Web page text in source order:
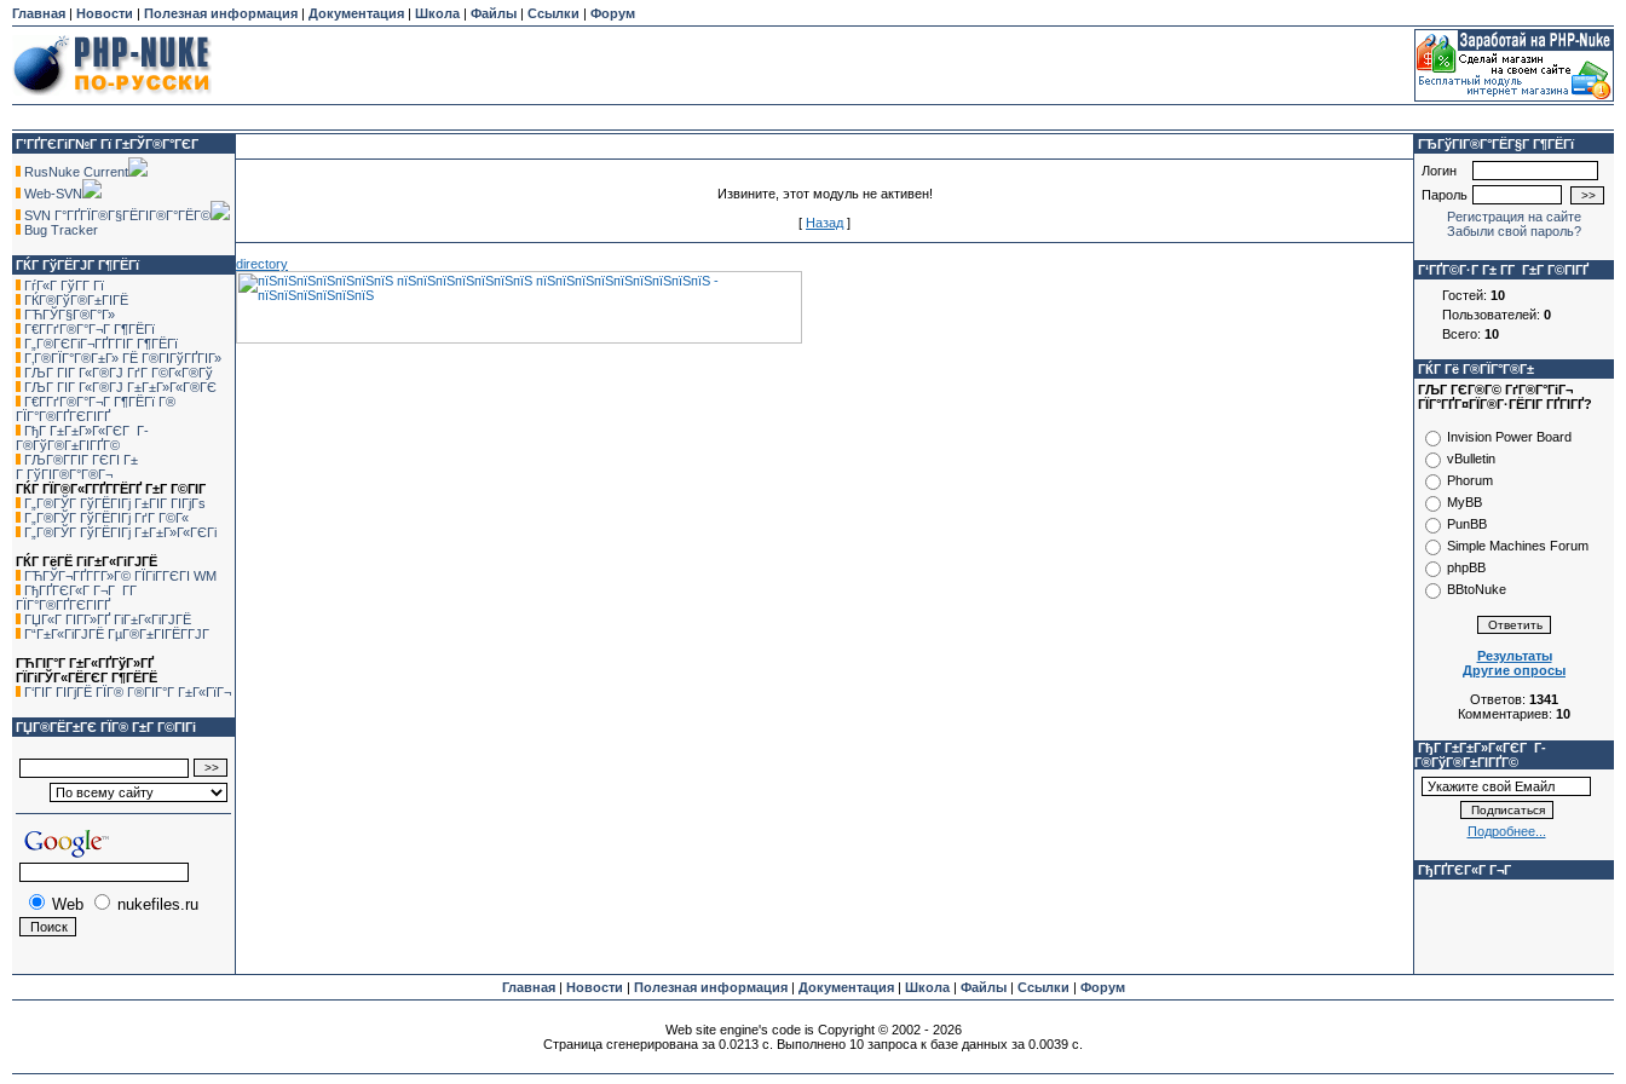
Главная | Новости | Полезная информация | Документация | Школа | Файлы | Ссылки | Форум
Г’ГҐГЄГіГ№Г Гї Г±ГЎГ®Г°ГЄГ
RusNuke Current
Web-SVN
SVN Г°ГҐГЇГ®Г§ГЁГІГ®Г°ГЁГ©
Bug Tracker
ГЌГ ГўГЁГЈГ Г¶ГЁГї
ГѓГ«Г ГўГ­Г Гї
ГЌГ®ГўГ®Г±ГІГЁ
ГЋГЎГ§Г®Г°Г»
Г€Г­ГґГ®Г°Г¬Г Г¶ГЁГї
Г„Г®ГЄГіГ¬ГҐГ­ГІГ Г¶ГЁГї
Г‚Г®ГЇГ°Г®Г±Г» ГЁ Г®ГІГўГҐГІГ»
ГЉГ ГІГ Г«Г®ГЈ ГґГ Г©Г«Г®Гў
ГЉГ ГІГ Г«Г®ГЈ Г±Г±Г»Г«Г®ГЄ
Г€Г­ГґГ®Г°Г¬Г Г¶ГЁГї Г®
ГЇГ°Г®ГҐГЄГІГҐ
ГђГ Г±Г±Г»Г«ГЄГ Г­
Г®ГўГ®Г±ГІГҐГ©
ГЉГ®Г­ГІГ ГЄГІ Г±
Г ГўГІГ®Г°Г®Г¬
ГЌГ ГЇГ®Г«Г­ГҐГ­ГЁГҐ Г±Г Г©ГІГ
Г„Г®ГЎГ ГўГЁГІГј Г±ГІГ ГІГјГѕ
Г„Г®ГЎГ ГўГЁГІГј ГґГ Г©Г«
Г„Г®ГЎГ ГўГЁГІГј Г±Г±Г»Г«ГЄГі
ГЌГ ГёГЁ ГіГ±Г«ГіГЈГЁ
ГЋГЎГ¬ГҐГ­Г­Г»Г© ГЇГіГ­ГЄГІ WM
ГђГҐГЄГ«Г Г¬Г Г­Г
ГЇГ°Г®ГҐГЄГІГҐ
ГЏГ«Г ГІГ­Г»ГҐ ГіГ±Г«ГіГЈГЁ
Г“Г±Г«ГіГЈГЁ ГµГ®Г±ГІГЁГ­ГЈГ
ГЋГІГ°Г Г±Г«ГҐГўГ»ГҐ
ГЇГіГЎГ«ГЁГЄГ Г¶ГЁГЁ
Г‘ГІГ ГІГјГЁ ГЇГ® Г®ГІГ°Г Г±Г«ГїГ¬
ГЏГ®ГЁГ±ГЄ ГЇГ® Г±Г Г©ГІГі
Web nukefiles.ru
Извините, этот модуль не активен!
[ Назад ]
directory
ГЂГўГІГ®Г°ГЁГ§Г Г¶ГЁГї
Логин
Пароль
Регистрация на сайте
Забыли свой пароль?
Г‘ГҐГ©Г·Г Г± Г­Г Г±Г Г©ГІГҐ
Гостей: 10
Пользователей: 0
Всего: 10
ГЌГ Гё Г®ГЇГ°Г®Г±
ГЉГ ГЄГ®Г© ГґГ®Г°ГіГ¬
ГЇГ°ГҐГ¤ГЇГ®Г·ГЁГІГ ГҐГІГҐ?
Invision Power Board
vBulletin
Phorum
MyBB
PunBB
Simple Machines Forum
phpBB
BBtoNuke
Результаты
Другие опросы
Ответов: 1341
Комментариев: 10
ГђГ Г±Г±Г»Г«ГЄГ Г­
Г®ГўГ®Г±ГІГҐГ©
Подробнее...
ГђГҐГЄГ«Г Г¬Г
Главная| Новости | Полезная информация| Документация| Школа| Файлы| Ссылки | Форум
Web site engine's code is Copyright © 2002 - 2026
Страница сгенерирована за 0.0213 с. Выполнено 10 запроса к базе данных за 0.0039 с.